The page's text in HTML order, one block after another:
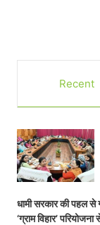
Recent
धामी सरकार की पहल से
‘ग्राम विहार’